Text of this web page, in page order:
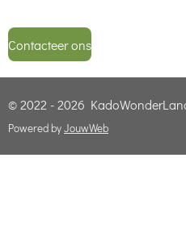
Contacteer ons
© 2022 - 2026
Powered byJouwWeb